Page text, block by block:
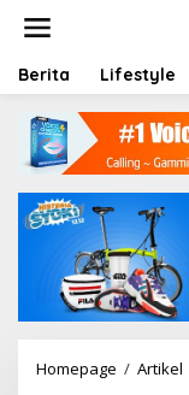
t
Berita Lifestyle
Homepage / Artikel